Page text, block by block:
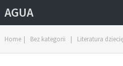
AGUA
Home | Bez kategorii | Literatura